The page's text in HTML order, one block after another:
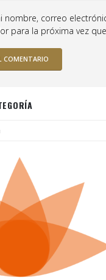
nombre, correo
para la próxima vez